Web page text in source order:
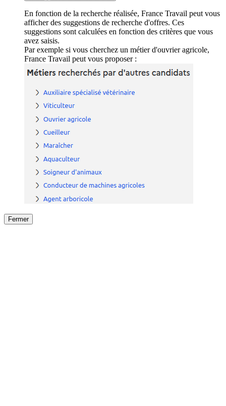
En fonction de la recherche réalisée, France Travail peut vous
afficher des suggestions de recherche d'offres. Ces
suggestions sont calculées en fonction des critères que vous
avez saisis.
Par exemple si vous cherchez un métier d'ouvrier agricole,
France Travail peut vous proposer :
Fermer